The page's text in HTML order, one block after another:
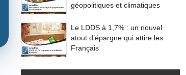
géopolitiques et climatiques
Le LDDS à 1,7% : un nouvel
atout d’épargne qui attire les
Français